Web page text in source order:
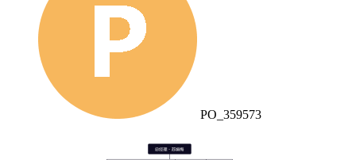
PO_359573